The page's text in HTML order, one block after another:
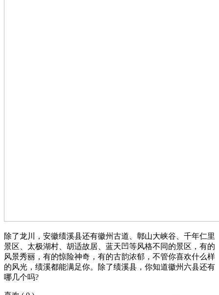
除了龙川，安徽绩溪县还有徽州古道、鄣山大峡谷、千年仁里
景区、太极湖村、胡适故居、蓝天凹等风格不同的景区，有的
风景秀丽，有的惊险神奇，有的古韵浓郁，不管你喜欢什么样
的风光，绩溪都能满足你。除了绩溪县，你知道徽州六县还有
哪几个吗?